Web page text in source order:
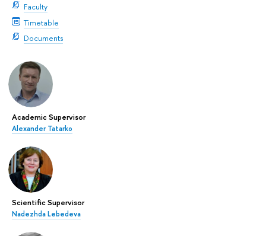
Faculty
Timetable
Documents
Academic Supervisor
Alexander Tatarko
Scientific Supervisor
Nadezhda Lebedeva